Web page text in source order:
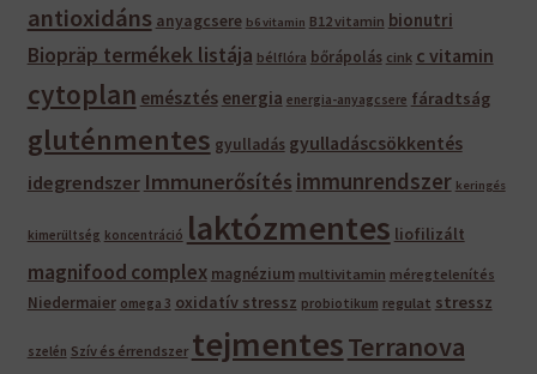
antioxidáns anyagcsere b6 vitamin B12 vitamin bionutri
Biopräp termékek listája bélflóra bőrápolás cink c vitamin
cytoplan emésztés energia energia-anyagcsere fáradtság
gluténmentes gyulladás gyulladáscsökkentés
idegrendszer Immunerősítés immunrendszer keringés
kimerültség koncentráció laktózmentes liofilizált
magnifood complex magnézium multivitamin méregtelenítés
Niedermaier omega 3 oxidatív stressz probiotikum regulat stressz
szelén Szív és érrendszer tejmentesTerranova